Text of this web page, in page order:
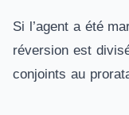
Si l’agent a été
réversion est
conjoints au